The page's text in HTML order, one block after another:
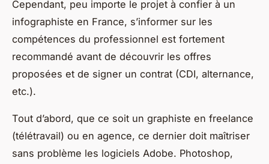
Cependant, peu importe le projet à confier à un
infographiste en France, s’informer sur les
compétences du professionnel est fortement
recommandé avant de découvrir les offres
proposées et de signer un contrat (CDI, alternance,
etc.).
Tout d’abord, que ce soit un graphiste en freelance
(télétravail) ou en agence, ce dernier doit maîtriser
sans problème les logiciels Adobe. Photoshop,